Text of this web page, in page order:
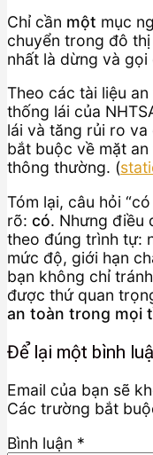
Chỉ cần một mục
chuyển trong đô
nhất là dừng và gọi
Theo các tài liệu
thống lái của
lái và tăng rủi ro
bắt buộc về mặt
thông thường. (
Tóm lại, câu hỏi
rõ: có. Nhưng điều
theo đúng trình tự:
mức độ, giới hạn
bạn không chỉ
được thứ quan
an toàn trong mọi
Để lại một bình
Email của bạn sẽ
Các trường bắt
Bình luận *